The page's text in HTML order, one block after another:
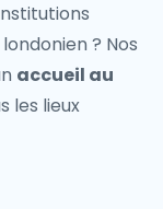
? Nos
accueil au
les lieux